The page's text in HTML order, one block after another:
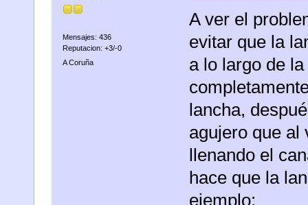
Mensajes: 436
Reputacion: +3/-0
A Coruña
A ver el
evitar que la
a lo largo de
lancha,
agujero que al
llenando el
hace que la
ejemplo: